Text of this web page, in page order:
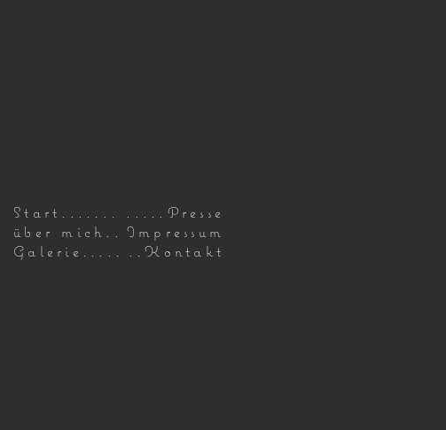
Start.......
über mich..
Galerie.....
.....Presse
Impressum
..Kontakt